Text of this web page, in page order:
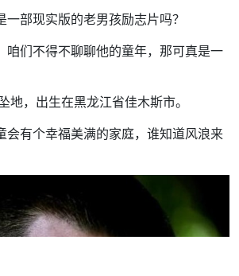
部现实版的老男孩励志片吗？
咱们不得不聊聊他的童年，那可真是一
地，出生在黑龙江省佳木斯市。
会有个幸福美满的家庭，谁知道风浪来